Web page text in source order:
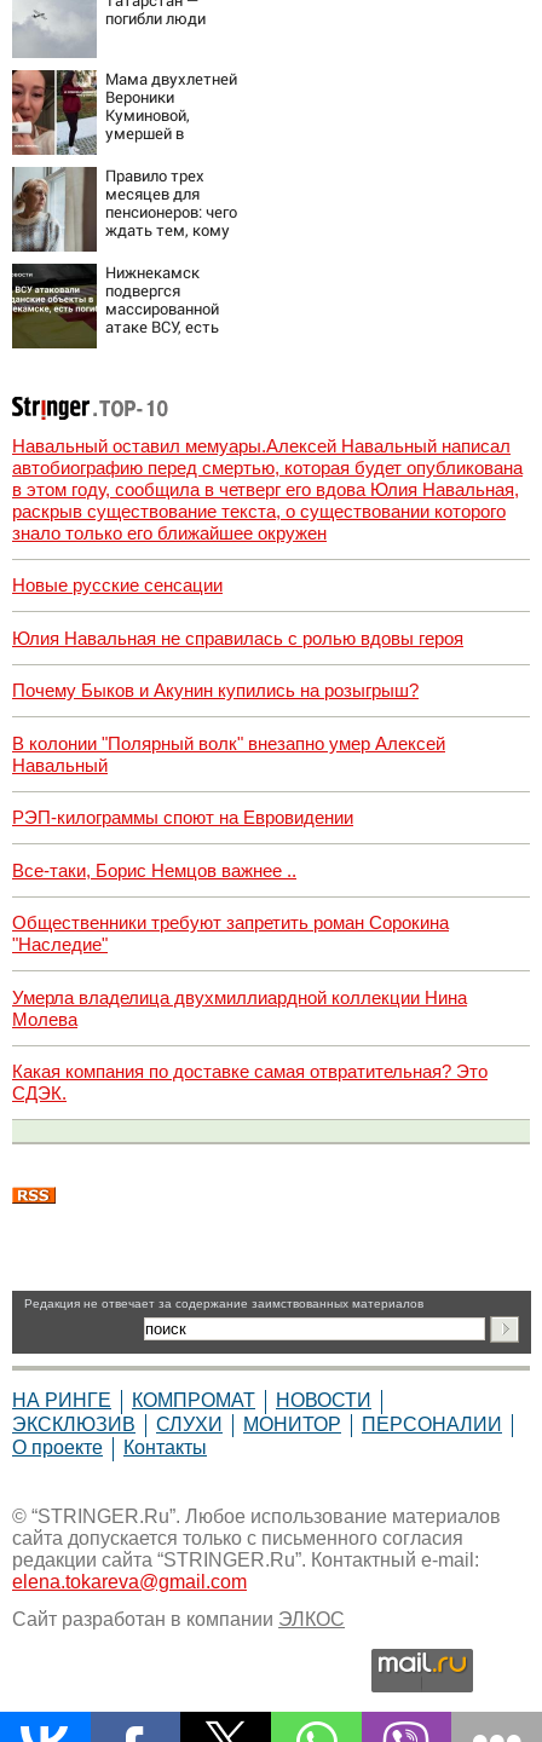
погибли люди
Мама двухлетней
Вероники
Куминовой,
умершей в
беременна: семья
ждет девочку
Правило трех
месяцев для
пенсионеров: чего
ждать тем, кому
на карту
Нижнекамск
подвергся
массированной
атаке ВСУ, есть
Навальный оставил мемуары.Алексей Навальный написал
автобиографию перед смертью, которая будет опубликована
в этом году, сообщила в четверг его вдова Юлия Навальная,
раскрыв существование текста, о существовании которого
знало только его ближайшее окружен
Новые русские сенсации
Юлия Навальная не справилась с ролью вдовы героя
Почему Быков и Акунин купились на розыгрыш?
В колонии "Полярный волк" внезапно умер Алексей
Навальный
РЭП-килограммы споют на Евровидении
Все-таки, Борис Немцов важнее ..
Общественники требуют запретить роман Сорокина
"Наследие"
Умерла владелица двухмиллиардной коллекции Нина
Молева
Какая компания по доставке самая отвратительная? Это
СДЭК.
Pедакция не отвечает за содержание заимствованных материалов
НА РИНГЕ КОМПРОМАТ
НОВОСТИ
ЭКСКЛЮЗИВ
СЛУХИ МОНИТОР
ПЕРСОНАЛИИ
О проекте
Контакты
© “STRINGER.Ru”. Любое использование материалов
сайта допускается только с письменного согласия
редакции сайта “STRINGER.Ru”. Контактный e-mail:
elena.tokareva@gmail.com
Сайт разработан в компании ЭЛКОС